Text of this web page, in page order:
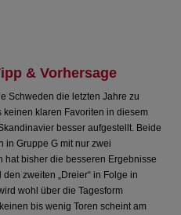
& Vorhersage
Schweden die letzten Jahre zu
klaren Favoriten in diesem
besser aufgestellt. Beide
in Gruppe G mit nur zwei
hat bisher die besseren Ergebnisse
zweiten „Dreier“ in Folge in
wohl über die Tagesform
bis wenig Toren scheint am